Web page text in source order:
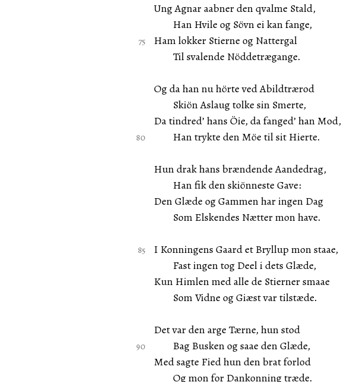
Ung Agnar aabner den qvalme Stald,
Han Hvile og Sövn ei kan fange,
Ham lokker Stierne og Nattergal
Til svalende Nöddetrægange.
Og da han nu hörte ved Abildtrærod
Skiön Aslaug tolke sin Smerte,
Da tindred’ hans Öie, da fanged’ han Mod,
Han trykte den Möe til sit Hierte.
Hun drak hans brændende Aandedrag,
Han fik den skiönneste Gave:
Den Glæde og Gammen har ingen Dag
Som Elskendes Nætter mon have.
I Konningens Gaard et Bryllup mon staae,
Fast ingen tog Deel i dets Glæde,
Kun Himlen med alle de Stierner smaae
Som Vidne og Giæst var tilstæde.
Det var den arge Tærne, hun stod
Bag Busken og saae den Glæde,
Med sagte Fied hun den brat forlod
Og mon for Dankonning træde.